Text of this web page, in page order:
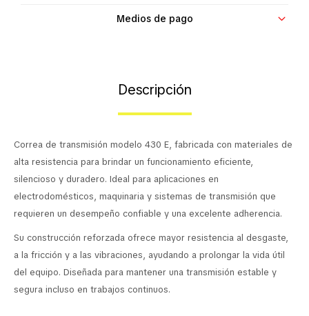
Medios de pago
Descripción
Correa de transmisión modelo 430 E, fabricada con materiales de
alta resistencia para brindar un funcionamiento eficiente,
silencioso y duradero. Ideal para aplicaciones en
electrodomésticos, maquinaria y sistemas de transmisión que
requieren un desempeño confiable y una excelente adherencia.
Su construcción reforzada ofrece mayor resistencia al desgaste,
a la fricción y a las vibraciones, ayudando a prolongar la vida útil
del equipo. Diseñada para mantener una transmisión estable y
segura incluso en trabajos continuos.